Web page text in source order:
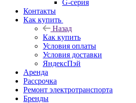
G-серия
Контакты
Как купить
Назад
Как купить
Условия оплаты
Условия доставки
ЯндексПэй
Аренда
Рассрочка
Ремонт электротранспорта
Бренды